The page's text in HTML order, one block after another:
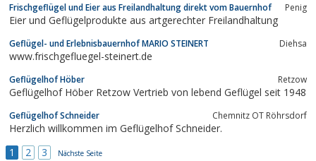
traditionell, in unserem Sortiment ist für jeden Geschmack etwas
dabei.
Frischgeflügel und Eier aus Freilandhaltung direkt vom Bauernhof Penig
Eier und Geflügelprodukte aus artgerechter Freilandhaltung
Geflügel- und Erlebnisbauernhof MARIO STEINERT Diehsa
www.frischgefluegel-steinert.de
Geflügelhof Höber Retzow
Geflügelhof Höber Retzow Vertrieb von lebend Geflügel seit 1948
Geflügelhof Schneider Chemnitz OT Röhrsdorf
Herzlich willkommen im Geflügelhof Schneider.
1
2 3 Nächste Seite